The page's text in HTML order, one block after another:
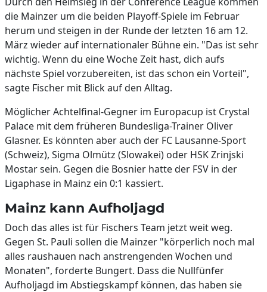
die Mainzer um die beiden Playoff-Spiele im Februar
herum und steigen in der Runde der letzten 16 am 12.
März wieder auf internationaler Bühne ein. "Das ist sehr
wichtig. Wenn du eine Woche Zeit hast, dich aufs
nächste Spiel vorzubereiten, ist das schon ein Vorteil",
sagte Fischer mit Blick auf den Alltag.
Möglicher Achtelfinal-Gegner im Europacup ist Crystal
Palace mit dem früheren Bundesliga-Trainer Oliver
Glasner. Es könnten aber auch der FC Lausanne-Sport
(Schweiz), Sigma Olmütz (Slowakei) oder HSK Zrinjski
Mostar sein. Gegen die Bosnier hatte der FSV in der
Ligaphase in Mainz ein 0:1 kassiert.
Mainz kann Aufholjagd
Doch das alles ist für Fischers Team jetzt weit weg.
Gegen St. Pauli sollen die Mainzer "körperlich noch mal
alles raushauen nach anstrengenden Wochen und
Monaten", forderte Bungert. Dass die Nullfünfer
Aufholjagd im Abstiegskampf können, das haben sie